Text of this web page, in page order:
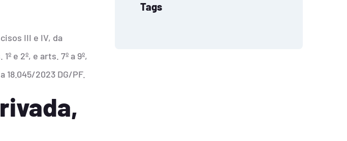
III e IV, da
e 2º, e arts. 7º a 9º,
18.045/2023 DG/PF.
Tags